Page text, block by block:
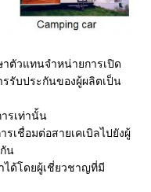
าตัวแทนจำหน่ายการเปิด
รับประกันของผู้ผลิตเป็น
รเท่านั้น
รเชื่อมต่อสายเคเบิลไปยังผู้
น
ได้โดยผู้เชี่ยวชาญที่มี